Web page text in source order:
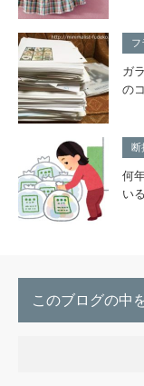
フ
ガ
の
断
何
い
このブログの中